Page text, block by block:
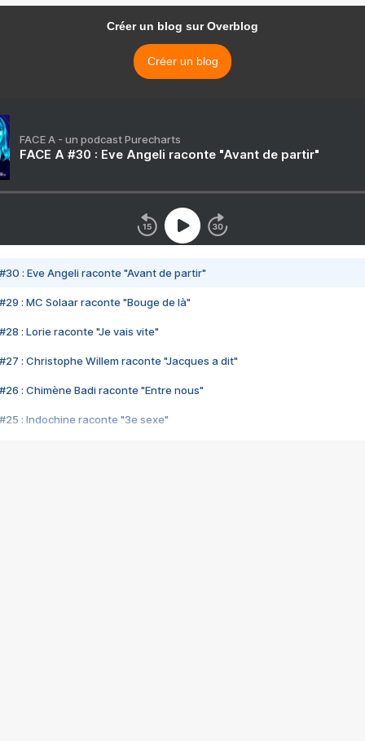
Créer un blog sur Overblog
Créer un blog
FACE A - un podcast Purecharts
FACE A #30 : Eve Angeli raconte "Avant de partir"
#30 : Eve Angeli raconte "Avant de partir"
#29 : MC Solaar raconte "Bouge de là"
#28 : Lorie raconte "Je vais vite"
#27 : Christophe Willem raconte "Jacques a dit"
#26 : Chimène Badi raconte "Entre nous"
#25 : Indochine raconte "3e sexe"